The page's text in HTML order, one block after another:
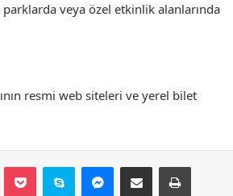
veya özel etkinlik alanlarında
resmi web siteleri ve yerel bilet
Pocket Skype Messenger
E-Posta ile paylaş Yazdır